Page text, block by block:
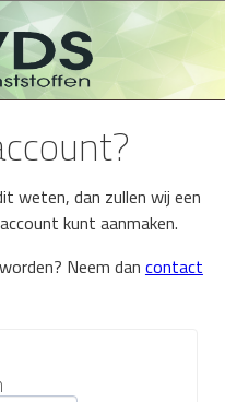
weten, dan zullen wij een
kunt aanmaken.
Neem dan contact